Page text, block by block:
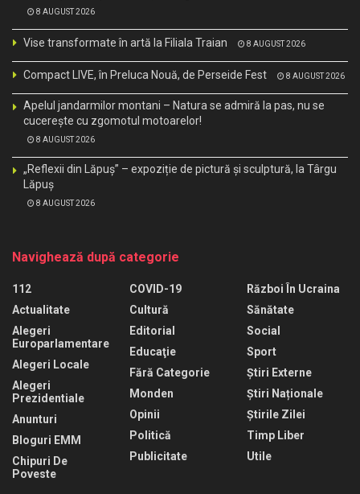
8 AUGUST 2026
Vise transformate în artă la Filiala Traian 8 AUGUST 2026
Compact LIVE, în Preluca Nouă, de Perseide Fest 8 AUGUST 2026
Apelul jandarmilor montani – Natura se admiră la pas, nu se
cucerește cu zgomotul motoarelor!
8 AUGUST 2026
„Reflexii din Lăpuș” – expoziție de pictură și sculptură, la Târgu
Lăpuș
8 AUGUST 2026
Navighează după categorie
112
Actualitate
Alegeri
Europarlamentare
Alegeri Locale
Alegeri
Prezidentiale
Anunturi
Bloguri EMM
Chipuri De
Poveste
COVID-19
Cultură
Editorial
Educaţie
Fără Categorie
Monden
Opinii
Politică
Publicitate
Război În Ucraina
Sănătate
Social
Sport
Știri Externe
Știri Naționale
Știrile Zilei
Timp Liber
Utile